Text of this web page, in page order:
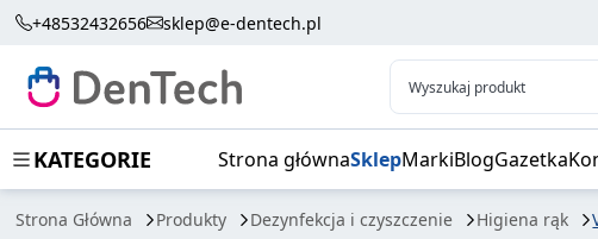
+48532432656 sklep@e-dentech.pl
Wyszukaj produkt
KATEGORIE Strona głównaSklepMarkiBlogGazetka
Strona Główna Produkty Dezynfekcja i czyszczenie Higiena rąk
VELODES SKIN